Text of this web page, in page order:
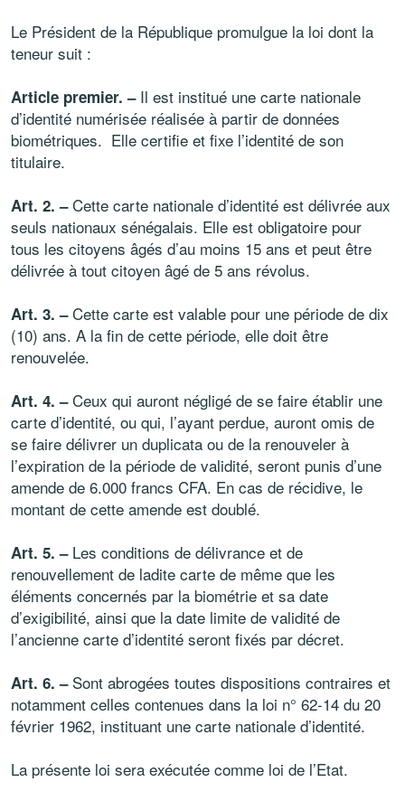
Le Président de la République promulgue la loi dont la
teneur suit :
Article premier. –Il est institué une carte nationale
d’identité numérisée réalisée à partir de données
biométriques. Elle certifie et fixe l’identité de son
titulaire.
Art. 2. –Cette carte nationale d’identité est délivrée aux
seuls nationaux sénégalais. Elle est obligatoire pour
tous les citoyens âgés d’au moins 15 ans et peut être
délivrée à tout citoyen âgé de 5 ans révolus.
Art. 3. –Cette carte est valable pour une période de dix
(10) ans. A la fin de cette période, elle doit être
renouvelée.
Art. 4. –Ceux qui auront négligé de se faire établir une
carte d’identité, ou qui, l’ayant perdue, auront omis de
se faire délivrer un duplicata ou de la renouveler à
l’expiration de la période de validité, seront punis d’une
amende de 6.000 francs CFA. En cas de récidive, le
montant de cette amende est doublé.
Art. 5. –Les conditions de délivrance et de
renouvellement de ladite carte de même que les
éléments concernés par la biométrie et sa date
d’exigibilité, ainsi que la date limite de validité de
l’ancienne carte d’identité seront fixés par décret.
Art. 6. –Sont abrogées toutes dispositions contraires et
notamment celles contenues dans la loi n° 62-14 du 20
février 1962, instituant une carte nationale d’identité.
La présente loi sera exécutée comme loi de l’Etat.